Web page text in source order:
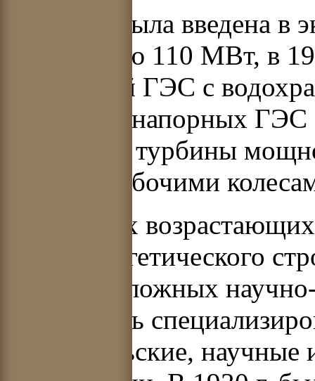
В 1940 г. была введена
мощностью 110 МВт, в
Рыбинской ГЭС с
этих низконапорных
лопастные турбины
13,2 м с рабочими
В условиях
гидроэнергетического
решения сложных
создавались
изыскательские,